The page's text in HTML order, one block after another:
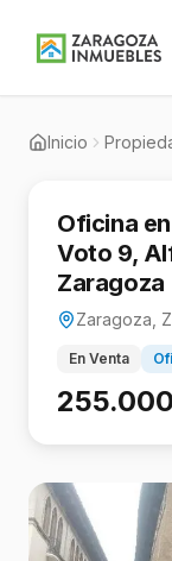
Inicio
Oficina
Voto 9,
Zaragoza
Zaragoza,
En Venta